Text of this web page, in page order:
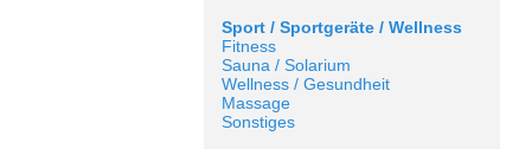
Sport / Sportgeräte / Wellness
Fitness
Sauna / Solarium
Wellness / Gesundheit
Massage
Sonstiges